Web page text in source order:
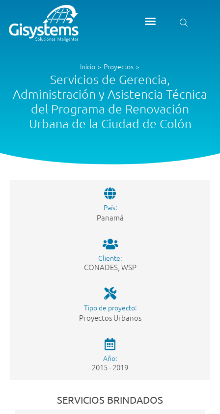
Inicio > Proyectos >
Servicios de Gerencia,
Administración y Asistencia Técnica
del Programa de Renovación
Urbana de la Ciudad de Colón
País:
Panamá
Cliente:
CONADES, WSP
Tipo de proyecto:
Proyectos Urbanos
Año:
2015 - 2019
SERVICIOS BRINDADOS